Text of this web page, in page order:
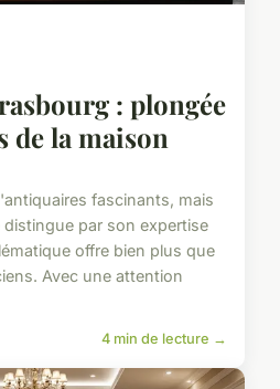
: plongée
de la maison
fascinants, mais
distingue par son expertise
offre bien plus que
Avec une attention
4 min de lecture →